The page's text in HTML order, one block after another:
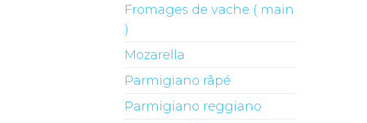
Fromages de vache ( main
)
Mozarella
Parmigiano râpé
Parmigiano reggiano